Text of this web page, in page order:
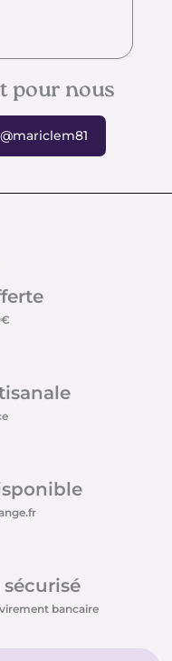
pour nous
sécurisé
bancaire